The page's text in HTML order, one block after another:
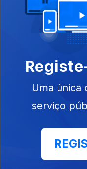
Uma única
serviço